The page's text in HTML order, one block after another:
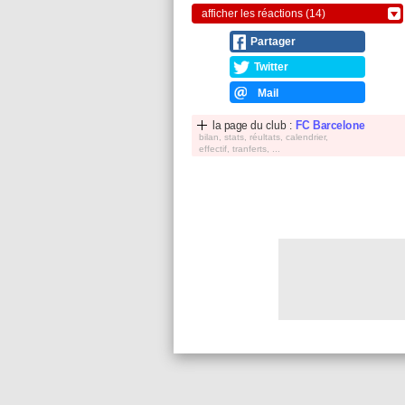
afficher les réactions (14)
Partager
Twitter
Mail
la page du club : FC Barcelone
bilan, stats, réultats, calendrier,
effectif, tranferts, ...